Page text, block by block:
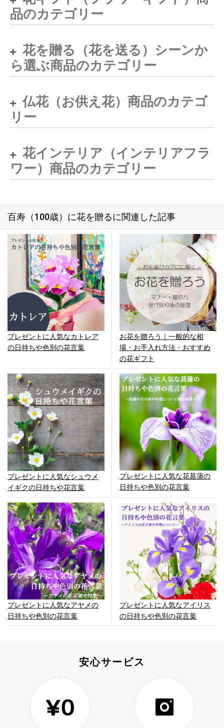
品のカテゴリー
花を贈る（花を送る）シーンか
ら選ぶ商品のカテゴリー
仏花（お供え花）商品のカテゴ
リー
花インテリア（インテリアフラ
ワー）商品のカテゴリー
百寿（100歳）に花を贈るに関連した記事
プレゼントに人気なカトレア
の日持ちや色別の花言葉
お花を贈ろう｜一般的な相
場・お手入れ方法・おすすめ
の花ギフト
プレゼントに人気なシュウメ
イギクの日持ちや花言葉
プレゼントに人気な花菖蒲の
日持ちや色別の花言葉
プレゼントに人気なアヤメの
日持ちや色別の花言葉
プレゼントに人気なアイリス
の日持ちや色別の花言葉
安心サービス